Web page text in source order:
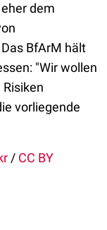
dem
BfArM hält
"Wir wollen
vorliegende
/ CC BY